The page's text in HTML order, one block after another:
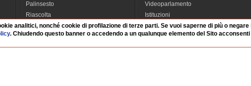
Palinsesto
Riascolta
Dirette
Rubriche
Interviste
Videoparlamento
Istituzioni
Dibattiti
Manifestazioni
Radicali
analitici, nonché cookie di profilazione di terze parti. Se vuoi saperne di più o
. Chiudendo questo banner o accedendo a un qualunque elemento del Sito